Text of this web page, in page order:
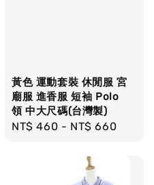
黃色 運動套裝 休閒服 宮
廟服 進香服 短袖 Polo
領 中大尺碼(台灣製)
Regular
NT$ 460 - NT$ 660